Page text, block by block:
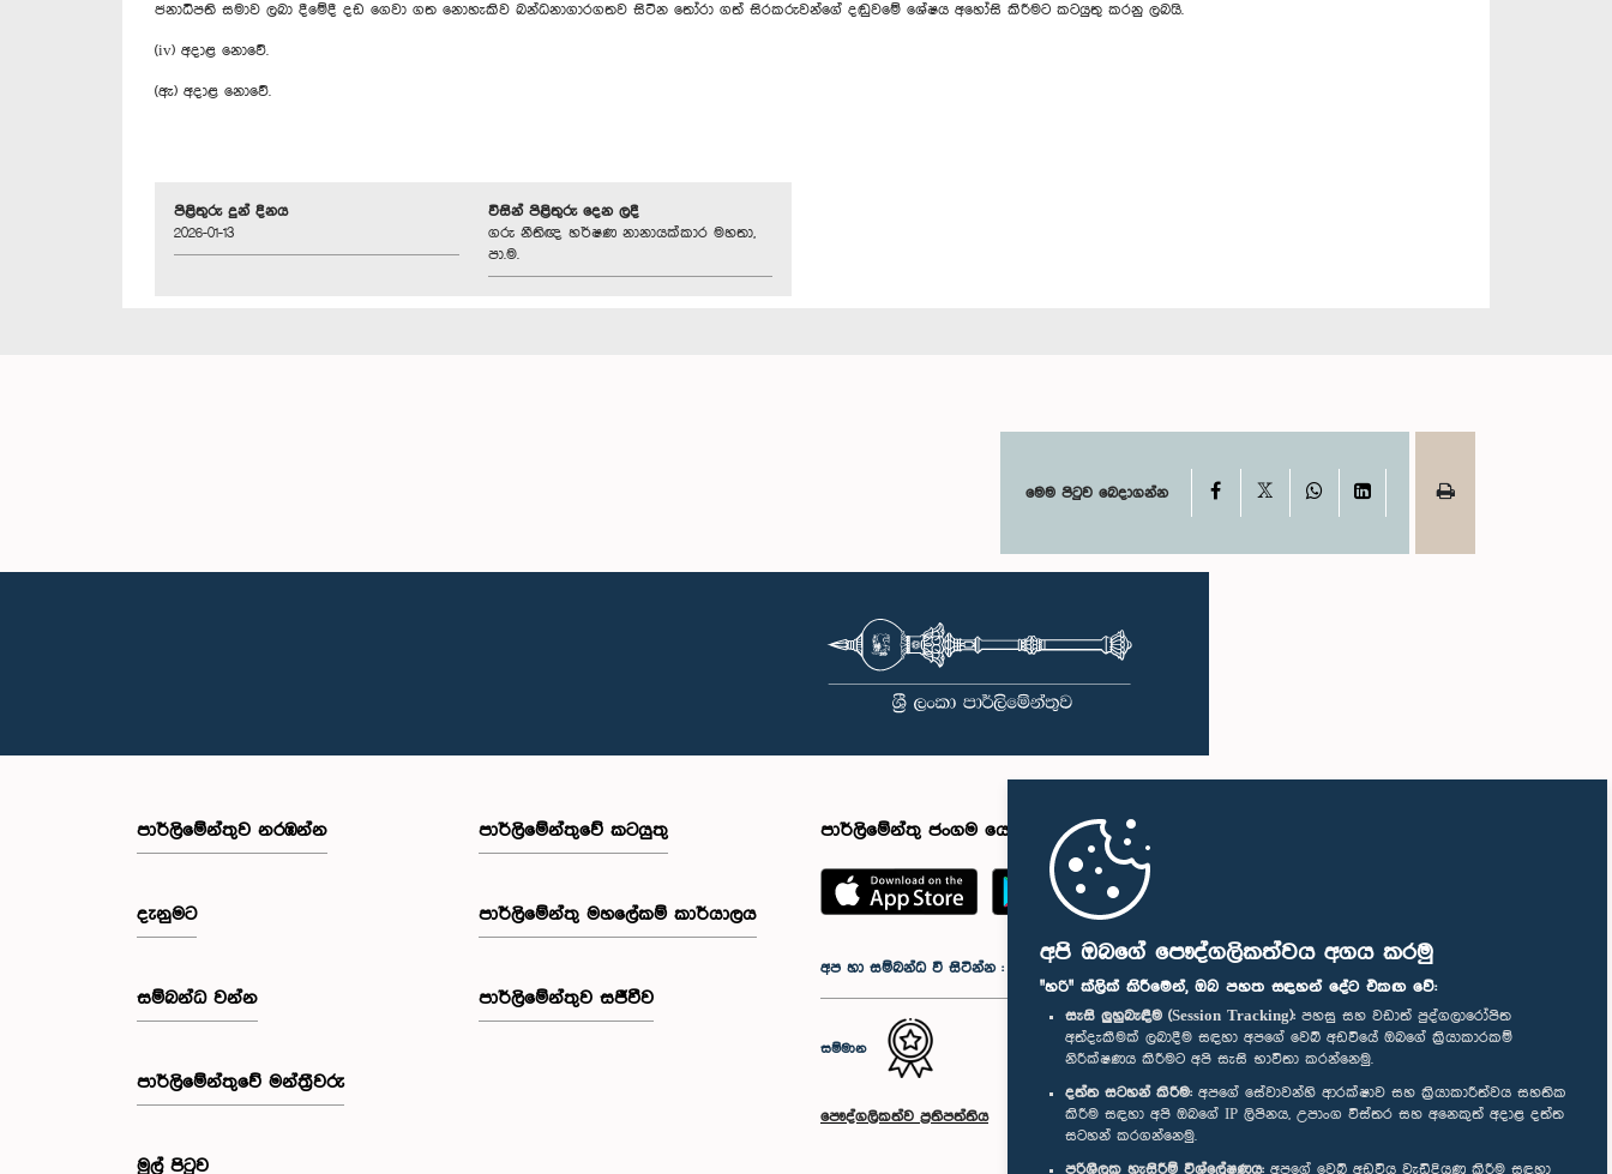
අපි ඔබගේ පෞද්ගලිකත්වය අගය කරමු
"හරි" ක්ලික් කිරීමෙන්, ඔබ පහත සඳහන් දේට එකඟ වේ:
සැසි ලුහුබැඳීම (Session Tracking): පහසු සහ වඩාත් පුද්ගලාරෝපිත
අත්දැකීමක් ලබාදීම සඳහා අපගේ වෙබ් අඩවියේ ඔබගේ ක්‍රියාකාරකම්
නිරීක්ෂණය කිරීමට අපි සැසි භාවිතා කරන්නෙමු.
දත්ත සටහන් කිරීම: අපගේ සේවාවන්හි ආරක්ෂාව සහ ක්‍රියාකාරීත්වය සහතික
කිරීම සඳහා අපි ඔබගේ IP ලිපිනය, උපාංග විස්තර සහ අනෙකුත් අදාළ දත්ත
සටහන් කරගන්නෙමු.
පරිශීලක හැසිරීම් විශ්ලේෂණය: අපගේ වෙබ් අඩවිය වැඩිදියුණු කිරීම සඳහා
ජනාධිපති සමාව ලබා දීමේදී දඩ ගෙවා ගත නොහැකිව බන්ධනාගාරගතව සිටින තෝරා ගත් සිරකරුවන්ගේ දඬුවමේ ශේෂය අහෝසි කිරීමට කටයුතු කරනු ලබයි.
(iv) අදාළ නොවේ.
(ඇ) අදාළ නොවේ.
පිළිතුරු දුන් දිනය
2026-01-13
විසින් පිළිතුරු දෙන ලදී
ගරු නීතිඥ හර්ෂණ නානායක්කාර මහතා,
පා.ම.
මෙම පිටුව බෙදාගන්න Facebook WhatsAppLinkedIn
පාර්ලි‌මේන්තුව නරඹන්න
දැනුමට
සම්බන්ධ වන්න
පාර්ලි‌මේන්තුවේ මන්ත්‍රීවරු
මුල් පිටුව
පාර්ලිමේන්තුවේ කටයුතු
පාර්ලිමේන්තු මහලේකම් කාර්යාලය
පාර්ලිමේන්තුව සජීවීව
පාර්ලිමේන්තු ජංගම යෙදුම
අප හා සම්බන්ධ වී සිටින්න :
සම්මාන
පෞද්ගලිකත්ව ප්‍රතිපත්තිය